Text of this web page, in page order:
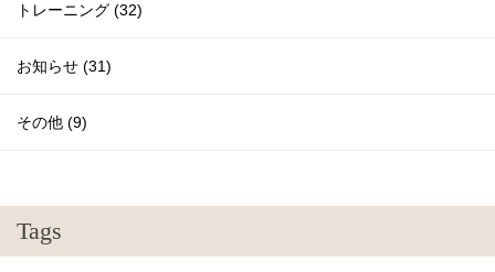
トレーニング (32)
お知らせ (31)
その他 (9)
Tags